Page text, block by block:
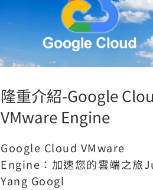
隆重介紹-Google
VMware Engine
Google Cloud VMware
Engine：加速您的雲端之旅
Yang Googl